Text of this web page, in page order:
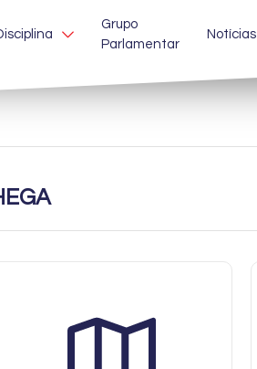
Grupo
Parlamentar
Notícias